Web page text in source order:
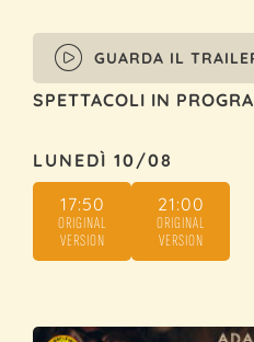
GUARDA IL
SPETTACOLI IN
LUNEDÌ 10/08
17:50
ORIGINAL
VERSION
21:00
ORIGINAL
VERSION